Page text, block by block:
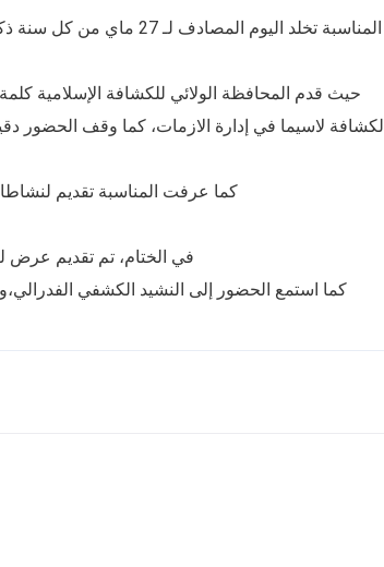
المناسبة تخلد اليوم
حيث قدم المحافظة الولائي للكشافة الإسلامية كلمة
لكشافة لاسيما في إدارة الازمات، كما وقف الحضور
كما عرفت المناسبة تقديم
في الختام، تم تقديم عرض
كما استمع الحضور إلى النشيد الكشفي